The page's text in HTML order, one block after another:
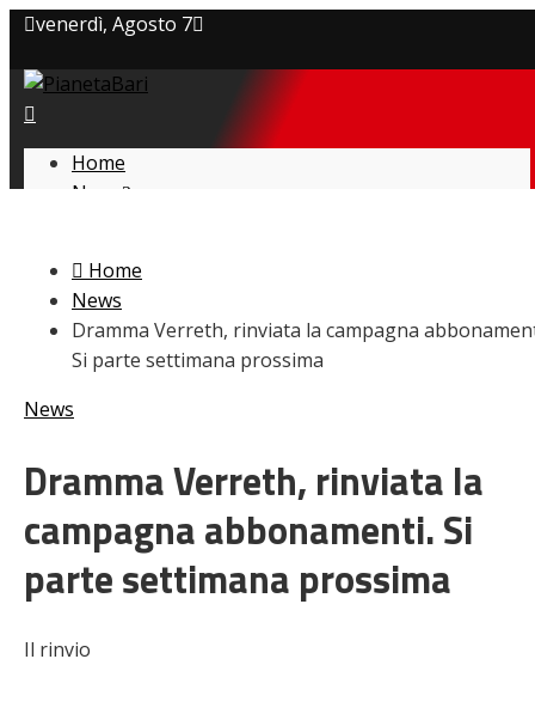
venerdì, Agosto 7
Privacy policy
Cookie Policy
Home
News
L’avversario
Giovanili
Le pagelle
Interviste
Focus
Video
Home
News
Dramma Verreth, rinviata la campagna
Si parte settimana prossima
News
Dramma Verreth, rinviata la
campagna abbonamenti. Si
parte settimana prossima
Il rinvio